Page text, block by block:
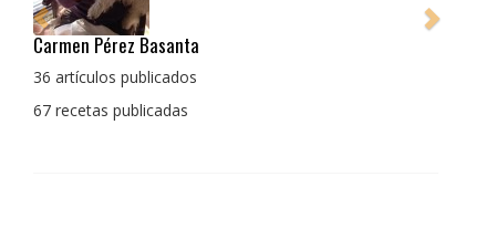
Pedro Manuel Collado Cruz
La cocina para mi es producto bien tratado sin
con un toque diferente